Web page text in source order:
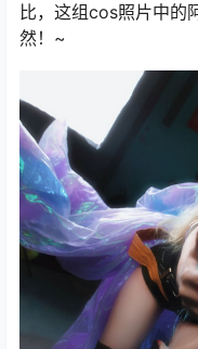
比，这组cos照片中的
然！~